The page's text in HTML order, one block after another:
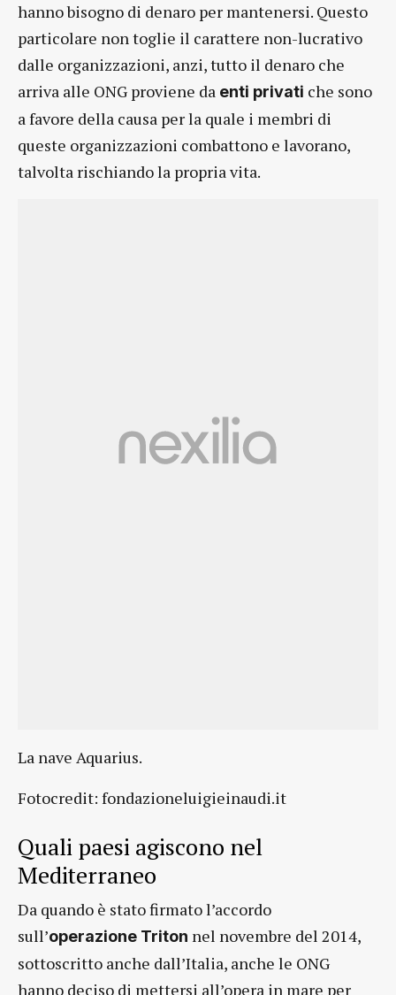
hanno bisogno di denaro per mantenersi. Questo
particolare non toglie il carattere non-lucrativo
dalle organizzazioni, anzi, tutto il denaro che
arriva alle ONG proviene da enti privati che sono
a favore della causa per la quale i membri di
queste organizzazioni combattono e lavorano,
talvolta rischiando la propria vita.
La nave Aquarius.
Fotocredit: fondazioneluigieinaudi.it
Quali paesi agiscono nel
Mediterraneo
Da quando è stato firmato l’accordo
sull’operazione Triton nel novembre del 2014,
sottoscritto anche dall’Italia, anche le ONG
hanno deciso di mettersi all’opera in mare per